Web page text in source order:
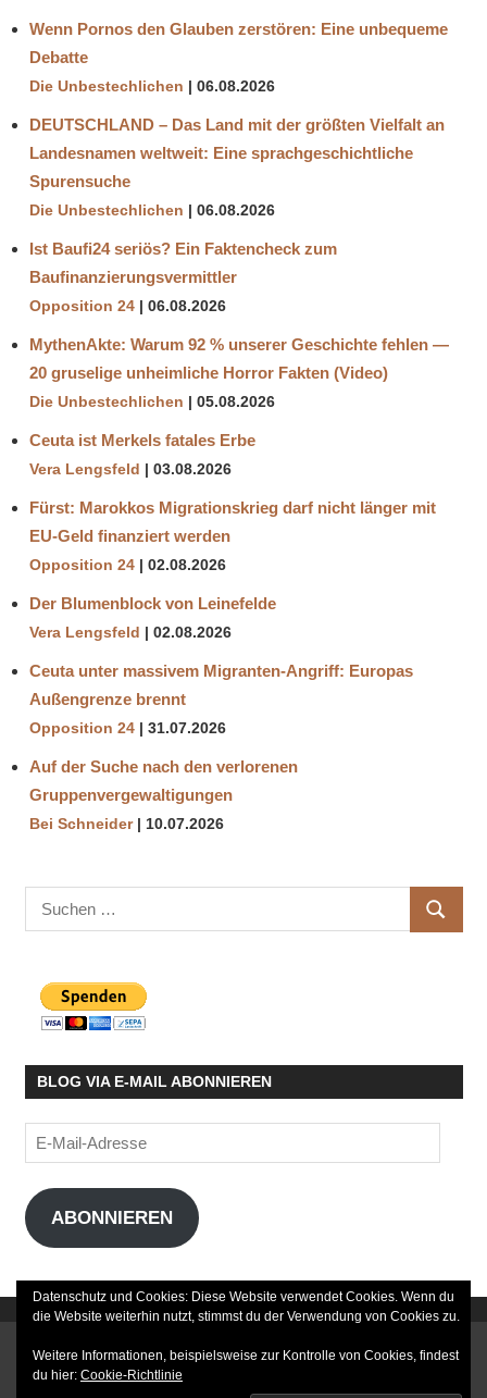
Wenn Pornos den Glauben zerstören: Eine unbequeme
Debatte
Die Unbestechlichen 06.08.2026
DEUTSCHLAND – Das Land mit der größten Vielfalt an
Landesnamen weltweit: Eine sprachgeschichtliche
Spurensuche
Die Unbestechlichen 06.08.2026
Ist Baufi24 seriös? Ein Faktencheck zum
Baufinanzierungsvermittler
Opposition 24 06.08.2026
MythenAkte: Warum 92 % unserer Geschichte fehlen —
20 gruselige unheimliche Horror Fakten (Video)
Die Unbestechlichen 05.08.2026
Ceuta ist Merkels fatales Erbe
Vera Lengsfeld 03.08.2026
Fürst: Marokkos Migrationskrieg darf nicht länger mit
EU-Geld finanziert werden
Opposition 24 02.08.2026
Der Blumenblock von Leinefelde
Vera Lengsfeld 02.08.2026
Ceuta unter massivem Migranten-Angriff: Europas
Außengrenze brennt
Opposition 24 31.07.2026
Auf der Suche nach den verlorenen
Gruppenvergewaltigungen
Bei Schneider 10.07.2026
Suchen
nach:
SUCHEN
BLOG VIA E-MAIL ABONNIEREN
E-
Mail-
Adresse
ABONNIEREN
Datenschutz und Cookies: Diese Website verwendet Cookies. Wenn du
die Website weiterhin nutzt, stimmst du der Verwendung von Cookies zu.
Weitere Informationen, beispielsweise zur Kontrolle von Cookies, findest
du hier: Cookie-Richtlinie